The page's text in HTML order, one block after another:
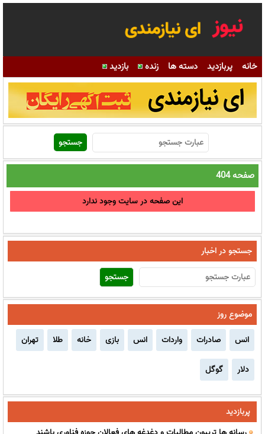
خانه پربازدید دسته ها زنده بازدید
صفحه 404
این صفحه در سایت وجود ندارد
جستجو در اخبار
موضوع روز
انس
صادرات واردات انس بازی خانه طلا تهران
دلار گوگل
پربازدید